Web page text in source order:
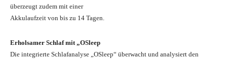
überzeugt zudem mit einer
Akkulaufzeit von bis zu 14 Tagen.
Erholsamer Schlaf mit „OSleep
Die integrierte Schlafanalyse „OSleep“ überwacht und analysiert den